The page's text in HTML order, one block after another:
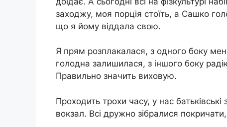
заходжу, моя порція стоїть, а Сашко
що я йому віддала свою.
Я прям розплакалася, з одного боку
голодна залишилася, з іншого боку
Правильно значить виховую.
Проходить трохи часу, у нас
вокзал. Всі дружно зібралися